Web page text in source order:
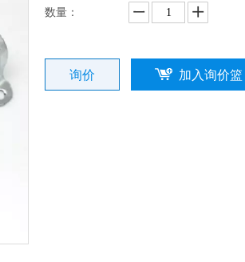
数量：
询价 加入询价篮